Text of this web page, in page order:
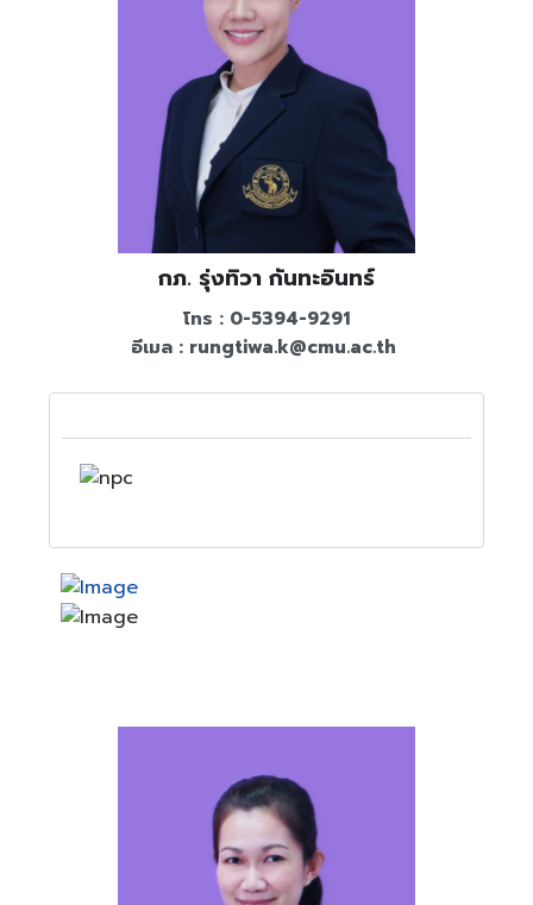
กภ. รุ่งทิวา กันทะอินทร์
โทร : 0-5394-9291
อีเมล : rungtiwa.k@cmu.ac.th